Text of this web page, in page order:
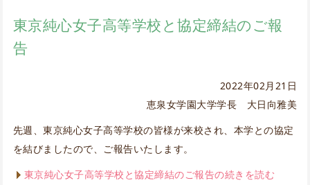
東京純心女子高等学校と協定締結のご報
告
2022年02月21日
恵泉女学園大学学長 大日向雅美
先週、東京純心女子高等学校の皆様が来校され、本学との協定
を結びましたので、ご報告いたします。
東京純心女子高等学校と協定締結のご報告の続きを読む